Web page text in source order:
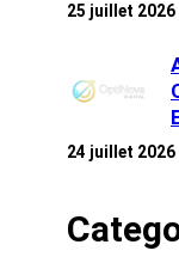
25 juillet 2026
24 juillet 2026